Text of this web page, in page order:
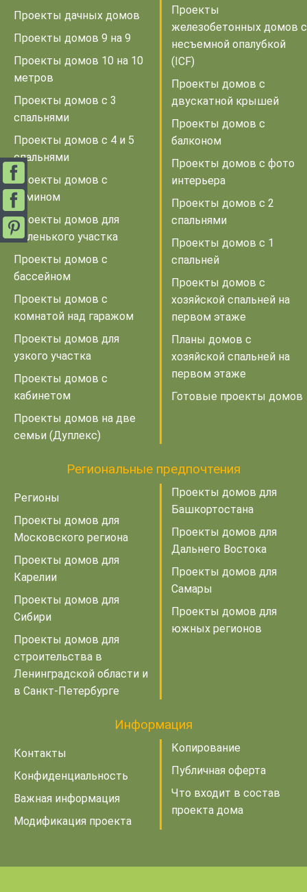
Проекты дачных домов
Проекты домов 9 на 9
Проекты домов 10 на 10
метров
Проекты домов с 3
спальнями
Проекты домов с 4 и 5
спальнями
Проекты домов с
камином
Проекты домов для
маленького участка
Проекты домов с
бассейном
Проекты домов с
комнатой над гаражом
Проекты домов для
узкого участка
Проекты домов с
кабинетом
Проекты домов на две
семьи (Дуплекс)
Проекты
железобетонных домов с
несъемной опалубкой
(ICF)
Проекты домов с
двускатной крышей
Проекты домов с
балконом
Проекты домов с фото
интерьера
Проекты домов с 2
спальнями
Проекты домов с 1
спальней
Проекты домов с
хозяйской спальней на
первом этаже
Планы домов с
хозяйской спальней на
первом этаже
Готовые проекты домов
Региональные предпочтения
Регионы
Проекты домов для
Московского региона
Проекты домов для
Карелии
Проекты домов для
Сибири
Проекты домов для
строительства в
Ленинградской области и
в Санкт-Петербурге
Проекты домов для
Башкортостана
Проекты домов для
Дальнего Востока
Проекты домов для
Самары
Проекты домов для
южных регионов
Информация
Контакты
Конфиденциальность
Важная информация
Модификация проекта
Копирование
Публичная оферта
Что входит в состав
проекта дома